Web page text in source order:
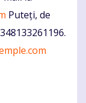
Puteți, de